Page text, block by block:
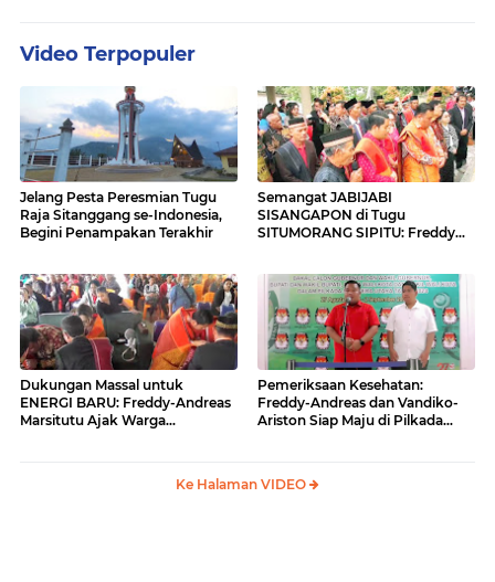
Video Terpopuler
Jelang Pesta Peresmian Tugu
Raja Sitanggang se-Indonesia,
Begini Penampakan Terakhir
Semangat JABIJABI
SISANGAPON di Tugu
SITUMORANG SIPITU: Freddy
Dukungan Massal untuk
ENERGI BARU: Freddy-Andreas
Marsitutu Ajak Warga
Pemeriksaan Kesehatan:
Freddy-Andreas dan Vandiko-
Ariston Siap Maju di Pilkada
Ke Halaman VIDEO